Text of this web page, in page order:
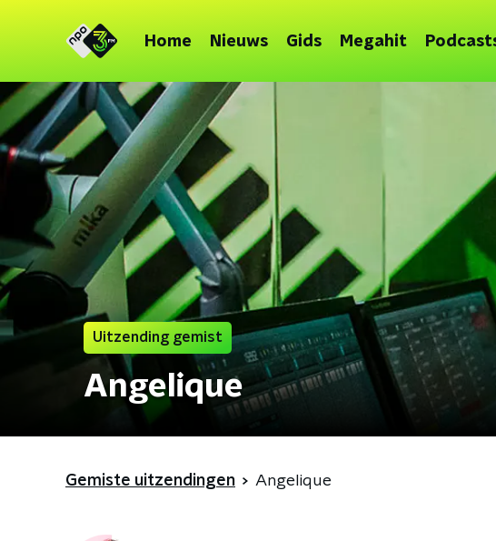
Home Nieuws Gids Megahit
Uitzending gemist
Angelique
Gemiste uitzendingen Angelique